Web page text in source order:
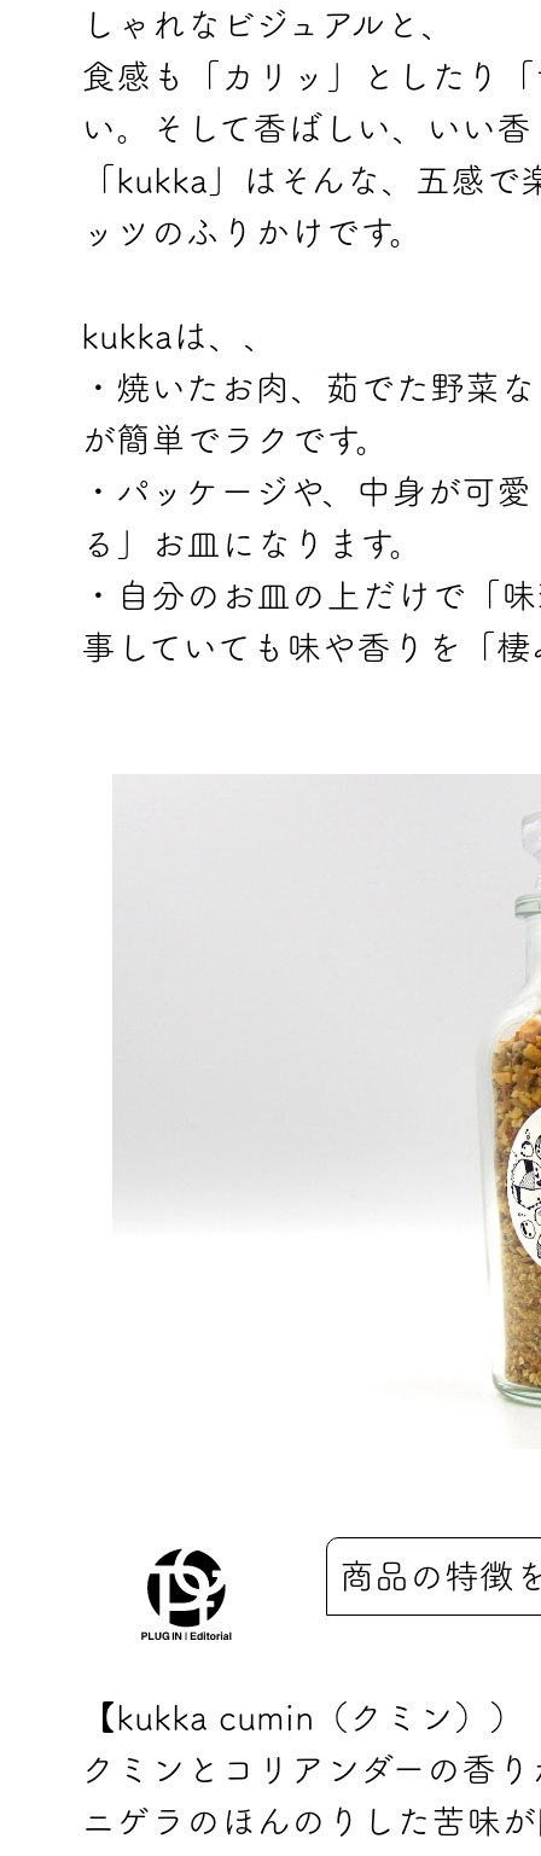
しゃれなビジュアルと、
食感も「カリッ」としたり
い。そして香ばしい、いい香
「kukka」はそんな、五感
ッツのふりかけです。
kukkaは、、
・焼いたお肉、茹でた野菜
が簡単でラクです。
・パッケージや、中身が可
る」お皿になります。
・自分のお皿の上だけで「
事していても味や香りを「
商品の特徴
【kukka cumin（クミン））
クミンとコリアンダーの香
ニゲラのほんのりした苦味